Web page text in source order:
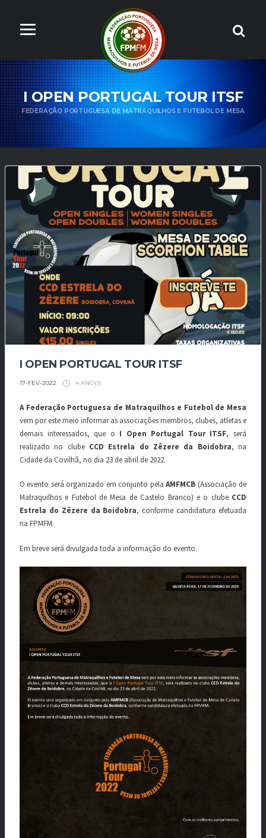
I OPEN PORTUGAL TOUR ITSF
FEDERAÇÃO PORTUGUESA DE MATRAQUILHOS E FUTEBOL DE MESA
I OPEN PORTUGAL TOUR ITSF
17-FEV-2022 4 ANO(S)
A Federação Portuguesa de Matraquilhos e Futebol de Mesa
vem por este meio informar as associações membros, clubes, atletas e
demais interessados, que o I Open Portugal Tour ITSF, será
realizado no clube CCD Estrela do Zêzere da Boidobra, na
Cidade da Covilhã, no dia 23 de abril de 2022.
O evento será organizado em conjunto pelaAMFMCB (Associação de
Matraquilhos e Futebol de Mesa de Castelo Branco) e o clube CCD
Estrela do Zêzere da Boidobra, conforme candidatura efetuada
na FPMFM.
Em breve será divulgada toda a informação do evento.